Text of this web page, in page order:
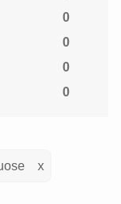
0
0
0
0